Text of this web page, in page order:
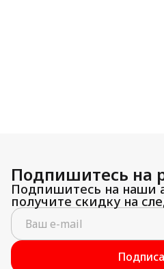
Подпишитесь на
Подпишитесь на наши
получите скидку на